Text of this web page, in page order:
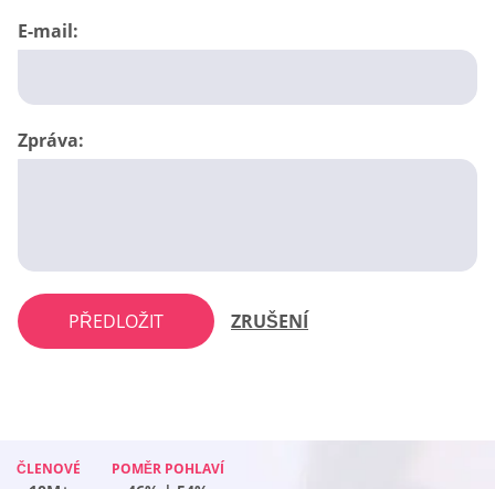
E-mail:
Zpráva:
PŘEDLOŽIT ZRUŠENÍ
ČLENOVÉ POMĚR POHLAVÍ
ČLENOVÉ POMĚR POHLAVÍ
ČLENOVÉ POMĚR POHLAVÍ
ČLENOVÉ POMĚR POHLAVÍ